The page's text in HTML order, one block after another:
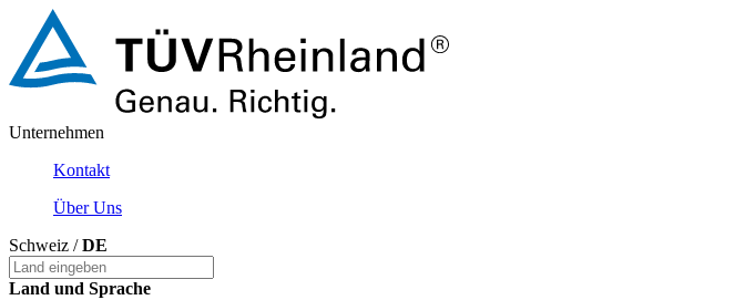
Unternehmen
Kontakt
Über Uns
Schweiz /DE
Land und Sprache